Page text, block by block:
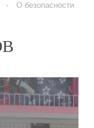
О безопасности